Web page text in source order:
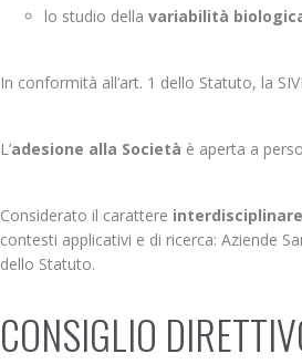
lo studio della variabilità
In conformità all’art. 1 dello Statuto, la
L’adesione alla Società è aperta a
Considerato il carattere interdisciplinare
contesti applicativi e di ricerca: Aziende
dello Statuto.
CONSIGLIO